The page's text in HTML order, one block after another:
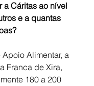
a Cáritas ao nível
e a quantas
Alimentar, a
Franca de Xira,
180 a 200